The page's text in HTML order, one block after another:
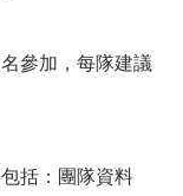
參加，每隊建議
括：團隊資料